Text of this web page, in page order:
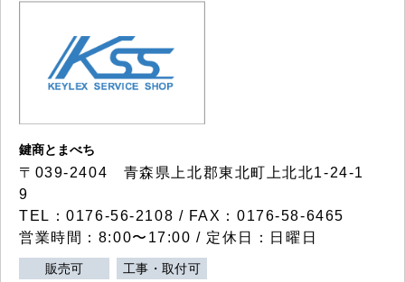
鍵商とまべち
〒039-2404 青森県上北郡東北町上北北1-24-1
9
TEL：0176-56-2108 / FAX：0176-58-6465
営業時間：8:00〜17:00 / 定休日：日曜日
販売可 工事・取付可